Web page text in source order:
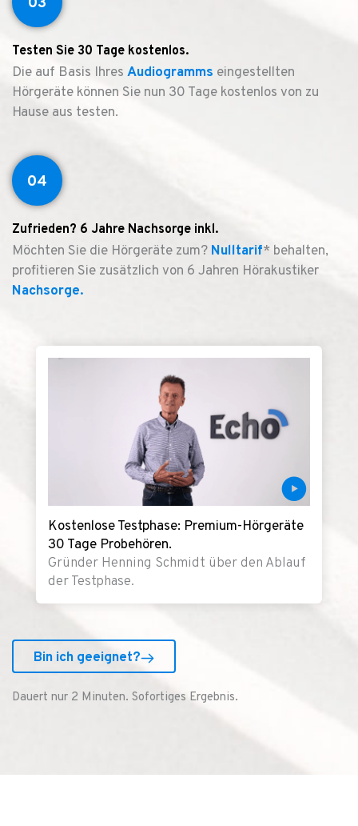
Testen Sie 30 Tage kostenlos.
Die auf Basis Ihres Audiogramms eingestellten
Hörgeräte können Sie nun 30 Tage kostenlos von zu
Hause aus testen.
04
Zufrieden? 6 Jahre Nachsorge inkl.
Möchten Sie die Hörgeräte zum? Nulltarif* behalten,
profitieren Sie zusätzlich von 6 Jahren Hörakustiker
Nachsorge.
Kostenlose Testphase: Premium-Hörgeräte
30 Tage Probehören.
Gründer Henning Schmidt über den Ablauf
der Testphase.
Bin ich geeignet?
Dauert nur 2 Minuten. Sofortiges Ergebnis.